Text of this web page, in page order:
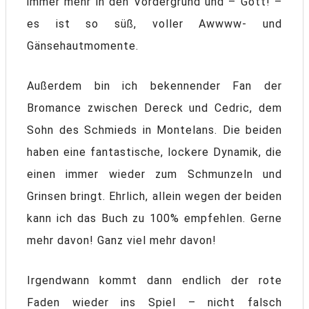
es ist so süß, voller Awwww- und
Gänsehautmomente.
Außerdem bin ich bekennender Fan der
Bromance zwischen Dereck und Cedric, dem
Sohn des Schmieds in Montelans. Die beiden
haben eine fantastische, lockere Dynamik, die
einen immer wieder zum Schmunzeln und
Grinsen bringt. Ehrlich, allein wegen der beiden
kann ich das Buch zu 100% empfehlen. Gerne
mehr davon! Ganz viel mehr davon!
Irgendwann kommt dann endlich der rote
Faden wieder ins Spiel – nicht falsch